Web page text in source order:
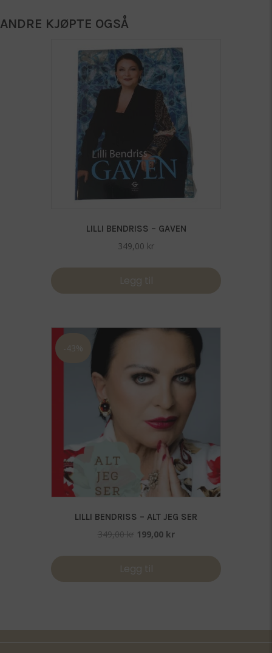
ANDRE KJØPTE OGSÅ
LILLI BENDRISS – GAVEN
349,00 kr
Legg til
-43%
LILLI BENDRISS – ALT JEG SER
349,00kr Opprinnelig
var:
349,00 kr.
199,00 krNåværende
er:
Legg til